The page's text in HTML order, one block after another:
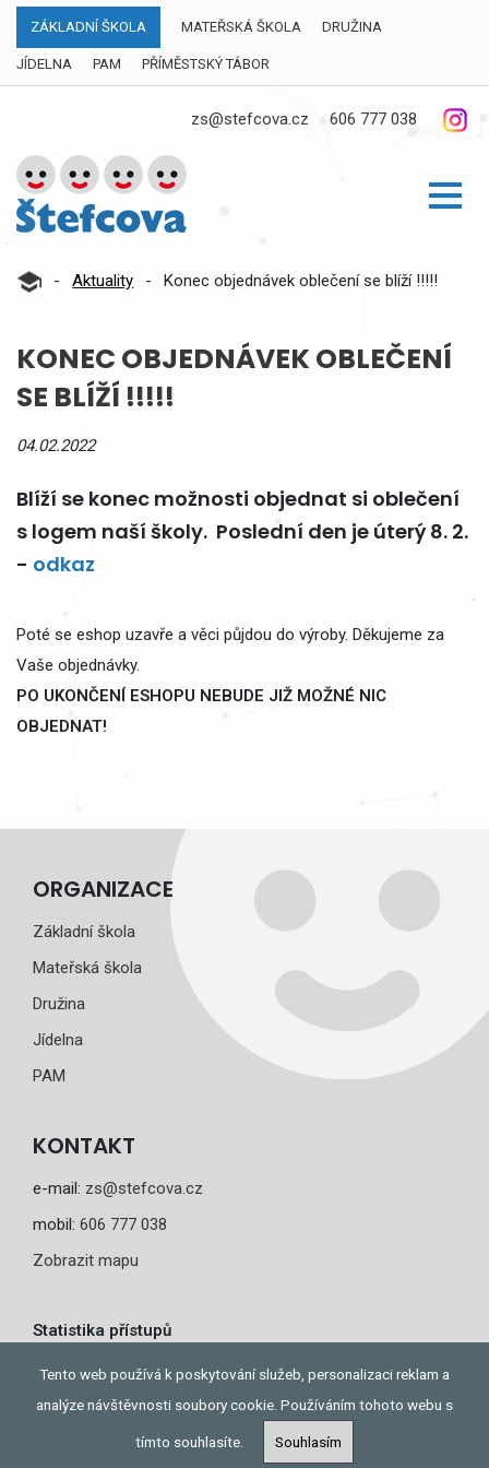
ZÁKLADNÍ ŠKOLA MATEŘSKÁ ŠKOLA DRUŽINA
JÍDELNA PAM PŘÍMĚSTSKÝ TÁBOR
zs@stefcova.cz 606 777 038
- Aktuality - Konec objednávek oblečení se blíží !!!!!
KONEC OBJEDNÁVEK OBLEČENÍ
SE BLÍŽÍ !!!!!
04.02.2022
Blíží se konec možnosti objednat si oblečení
s logem naší školy. Poslední den je úterý 8. 2.
- odkaz
Poté se eshop uzavře a věci půjdou do výroby. Děkujeme za
Vaše objednávky.
PO UKONČENÍ ESHOPU NEBUDE JIŽ MOŽNÉ NIC
OBJEDNAT!
ORGANIZACE
Základní škola
Mateřská škola
Družina
Jídelna
PAM
KONTAKT
e-mail: zs@stefcova.cz
mobil: 606 777 038
Zobrazit mapu
Statistika přístupů
Dnes: 2
Celkem: 311
Tento web používá k poskytování služeb, personalizaci reklam a
analýze návštěvnosti soubory cookie. Používáním tohoto webu s
tímto souhlasíte. Souhlasím